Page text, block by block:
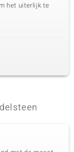
het uiterlijk te